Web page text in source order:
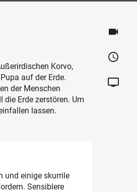
Korvo,
auf der Erde.
der Menschen
Erde zerstören. Um
lassen.
und einige skurrile
Sensiblere
videocam
schedule
tv